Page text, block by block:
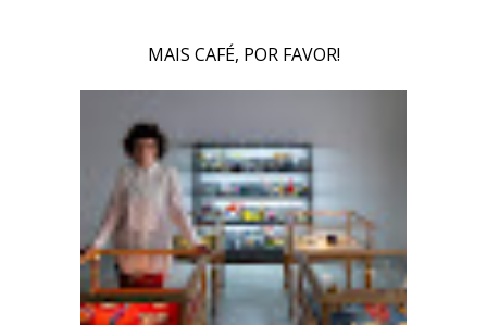
MAIS CAFÉ, POR FAVOR!